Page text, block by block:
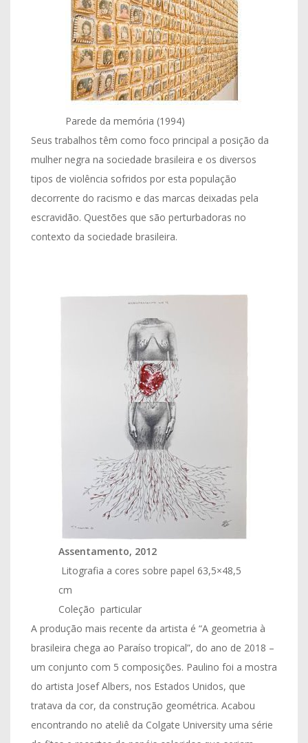
Parede da memória (1994)
Seus trabalhos têm como foco principal a posição da
mulher negra na sociedade brasileira e os diversos
tipos de violência sofridos por esta população
decorrente do racismo e das marcas deixadas pela
escravidão. Questões que são perturbadoras no
contexto da sociedade brasileira.
Assentamento, 2012
Litografia a cores sobre papel 63,5×48,5
cm ​
Coleção particular ​
A produção mais recente da artista é “A geometria à
brasileira chega ao Paraíso tropical”, do ano de 2018 –
um conjunto com 5 composições. Paulino foi a mostra
do artista Josef Albers, nos Estados Unidos, que
tratava da cor, da construção geométrica. Acabou
encontrando no ateliê da Colgate University uma série